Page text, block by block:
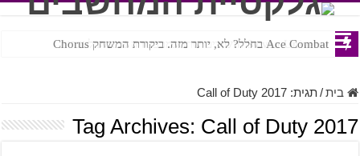
Ace Combat בחלל? לא, יותר מזה. ביקורת המשחק Chorus
Steven Universe והשירים שתורגמו בצורה נוראית לעברית
בית/תגית:Call of Duty 2017
Tag Archives: Call of Duty 2017